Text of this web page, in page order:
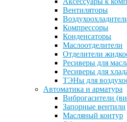
Вентиляторы
Компрессоры
Конденсаторы
Маслоотделители
Отделители
Ресиверы для
Ресиверы для
ТЭНы для
Автоматика и арматура
Виброгасители
Запорные вентили
Масляный контур